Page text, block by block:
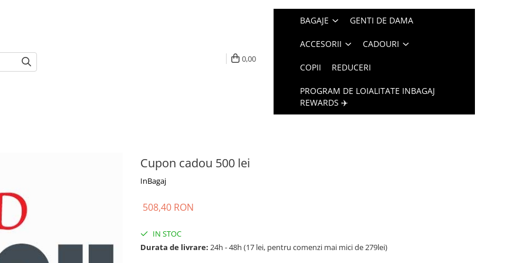
0,00
BAGAJE GENTI DE DAMA
ACCESORII CADOURI
COPII REDUCERI
PROGRAM DE LOIALITATE INBAGAJ
REWARDS ✈️
Cupon cadou 500 lei
InBagaj
508,40 RON
IN STOC
Durata de livrare: 24h - 48h (17 lei, pentru comenzi mai mici de 279lei)